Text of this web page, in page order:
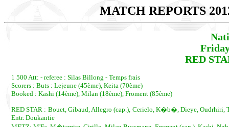
MATCH REPORTS
RED
1 500 Att: - referee : Silas Billong - Temps frais
Scorers : Buts : Lejeune (45ème), Keita (70ème)
Booked : Kashi (14ème), Milan (18ème), Froment (85ème)
RED STAR : Bouet, Gibaud, Allegro (cap.), Cerielo, K�b�, Dieye, Oudrhiri,
Entr. Doukantie